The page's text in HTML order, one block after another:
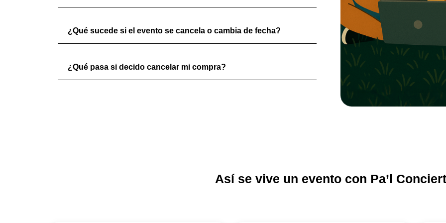
¿Qué sucede si el evento se cancela o cambia de fecha?
¿Qué pasa si decido cancelar mi compra?
Así se vive un evento con Pa’l